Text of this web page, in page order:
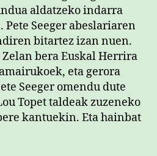
aldatzeko indarra
Seeger abeslariaren
bitartez izan nuen.
bera Euskal Herrira
eta gerora
Seeger omendu dute
Topet taldeak zuzeneko
kantuekin. Eta hainbat